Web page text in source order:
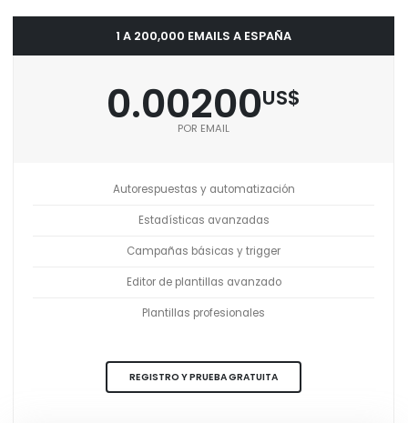
1 A 200,000 EMAILS A ESPAÑA
0.00200US$
POR EMAIL
Autorespuestas y automatización
Estadísticas avanzadas
Campañas básicas y trigger
Editor de plantillas avanzado
Plantillas profesionales
REGISTRO Y PRUEBA GRATUITA